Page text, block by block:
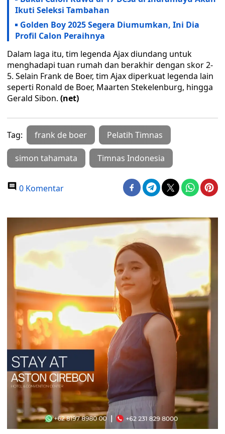
Ikuti Seleksi Tambahan
Golden Boy 2025 Segera Diumumkan, Ini Dia
Profil Calon Peraihnya
Dalam laga itu, tim legenda Ajax diundang untuk
menghadapi tuan rumah dan berakhir dengan skor 2-
5. Selain Frank de Boer, tim Ajax diperkuat legenda lain
seperti Ronald de Boer, Maarten Stekelenburg, hingga
Gerald Sibon. (net)
Tag: frank de boer Pelatih Timnas
simon tahamata Timnas Indonesia
0 Komentar